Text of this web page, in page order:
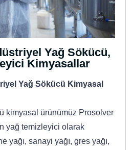
Yağ Sökücü,
Kimyasallar
Yağ Sökücü Kimyasal
kimyasal ürünümüz Prosolver
yağ temizleyici olarak
yağı, sanayi yağı, gres yağı,